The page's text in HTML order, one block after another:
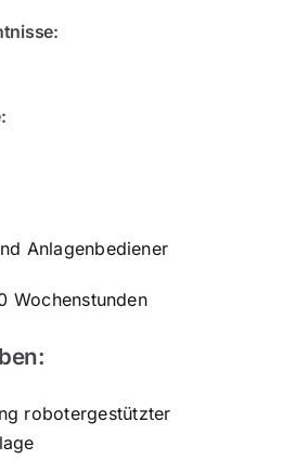
Anlagenbediener
Wochenstunden
robotergestützter